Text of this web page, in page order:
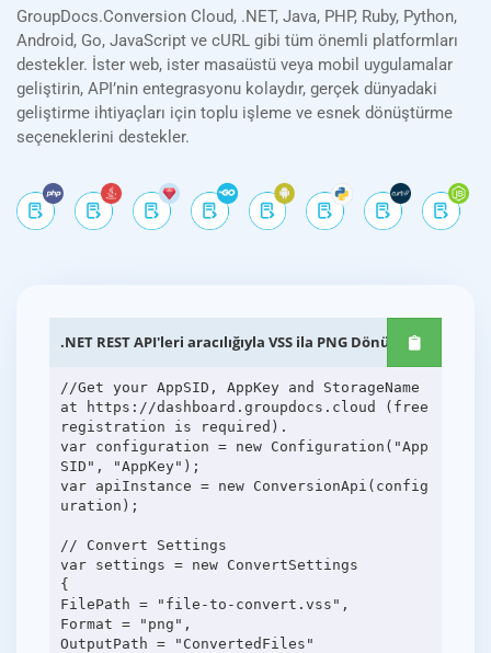
GroupDocs.Conversion Cloud, .NET, Java, PHP, Ruby, Python,
Android, Go, JavaScript ve cURL gibi tüm önemli platformları
destekler. İster web, ister masaüstü veya mobil uygulamalar
geliştirin, API’nin entegrasyonu kolaydır, gerçek dünyadaki
geliştirme ihtiyaçları için toplu işleme ve esnek dönüştürme
seçeneklerini destekler.
.NET REST API'leri aracılığıyla VSS ila PNG Dönüşümü
//Get your AppSID, AppKey and StorageName
at https://dashboard.groupdocs.cloud (free
registration is required).
var configuration = new Configuration("App
SID", "AppKey");
var apiInstance = new ConversionApi(config
uration);
// Convert Settings
var settings = new ConvertSettings
{
FilePath = "file-to-convert.vss",
Format = "png",
OutputPath = "ConvertedFiles"